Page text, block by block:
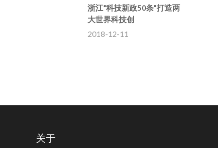
浙江“科技新政50条”打造两
大世界科技创
2018-12-11
关于